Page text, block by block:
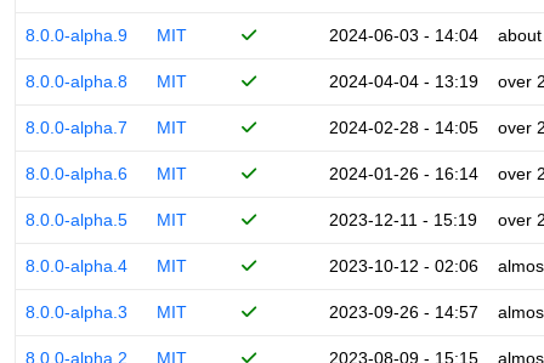
8.0.0-alpha.9 MIT 2024-06-03 - 14:04
8.0.0-alpha.8 MIT 2024-04-04 - 13:19 over
8.0.0-alpha.7 MIT 2024-02-28 - 14:05 over
8.0.0-alpha.6 MIT 2024-01-26 - 16:14 over
8.0.0-alpha.5 MIT 2023-12-11 - 15:19 over
8.0.0-alpha.4 MIT 2023-10-12 - 02:06
8.0.0-alpha.3 MIT 2023-09-26 - 14:57
8.0.0-alpha.2 MIT 2023-08-09 - 15:15